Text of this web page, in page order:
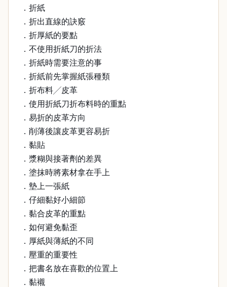
．折紙
．折出直線的訣竅
．折厚紙的要點
．不使用折紙刀的折法
．折紙時需要注意的事
．折紙前先掌握紙張種類
．折布料╱皮革
．使用折紙刀折布料時的重點
．易折的皮革方向
．削薄後讓皮革更容易折
．黏貼
．漿糊與接著劑的差異
．塗抹時將素材拿在手上
．墊上一張紙
．仔細黏好小細節
．黏合皮革的重點
．如何避免黏歪
．厚紙與薄紙的不同
．壓重的重要性
．把書名放在喜歡的位置上
．黏襯